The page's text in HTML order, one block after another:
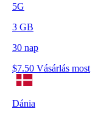
5G
3 GB
30 nap
$7.50 Vásárlás most
Dánia